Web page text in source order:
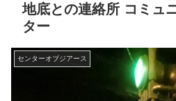
地底との連絡所 コミュ
ター
センターオブジアース